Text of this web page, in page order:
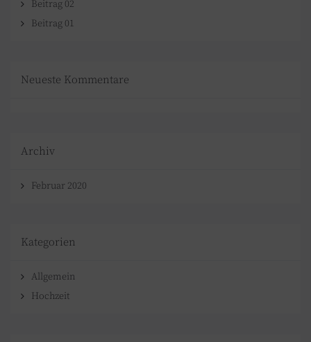
Beitrag 02
Beitrag 01
Neueste Kommentare
Archiv
Februar 2020
Kategorien
Allgemein
Hochzeit